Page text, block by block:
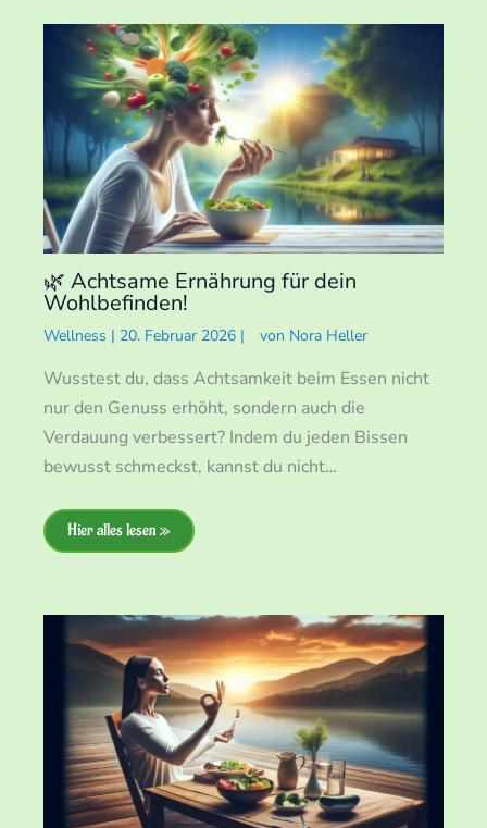
🌿 Achtsame Ernährung für dein
Wohlbefinden!
Wellness | 20. Februar 2026 | von Nora Heller
Wusstest du, dass Achtsamkeit beim Essen nicht
nur den Genuss erhöht, sondern auch die
Verdauung verbessert? Indem du jeden Bissen
bewusst schmeckst, kannst du nicht…
Hier alles lesen »